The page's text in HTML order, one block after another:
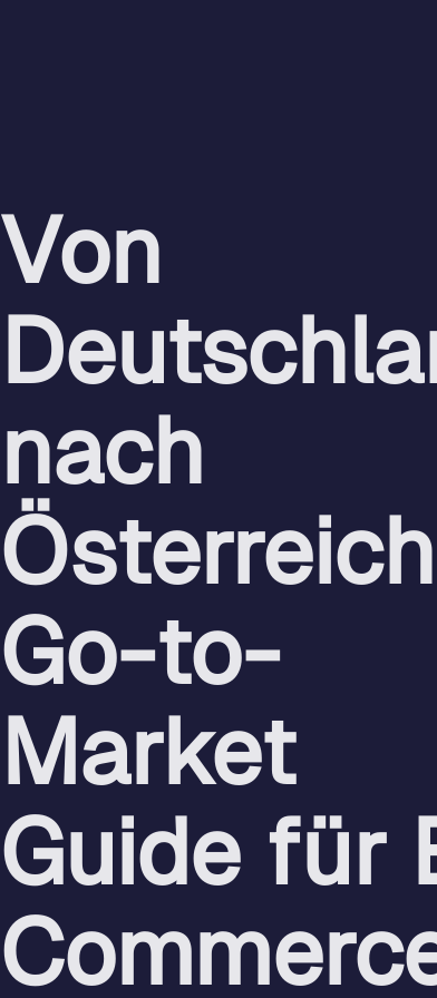
Von
nach
Go-to-
Market
Guide für